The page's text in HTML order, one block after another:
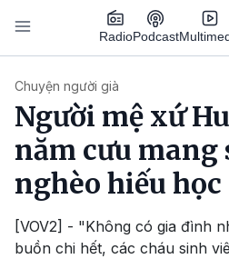
Nhảy đến nội dung
RadioPodcast
Chuyện người già
Người mệ xứ
năm cưu mang
nghèo hiếu học
[VOV2] - "Không có gia đình
buồn chi hết, các cháu sinh